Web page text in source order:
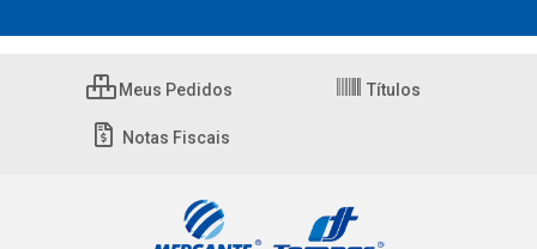
Meus Pedidos Títulos
Notas Fiscais